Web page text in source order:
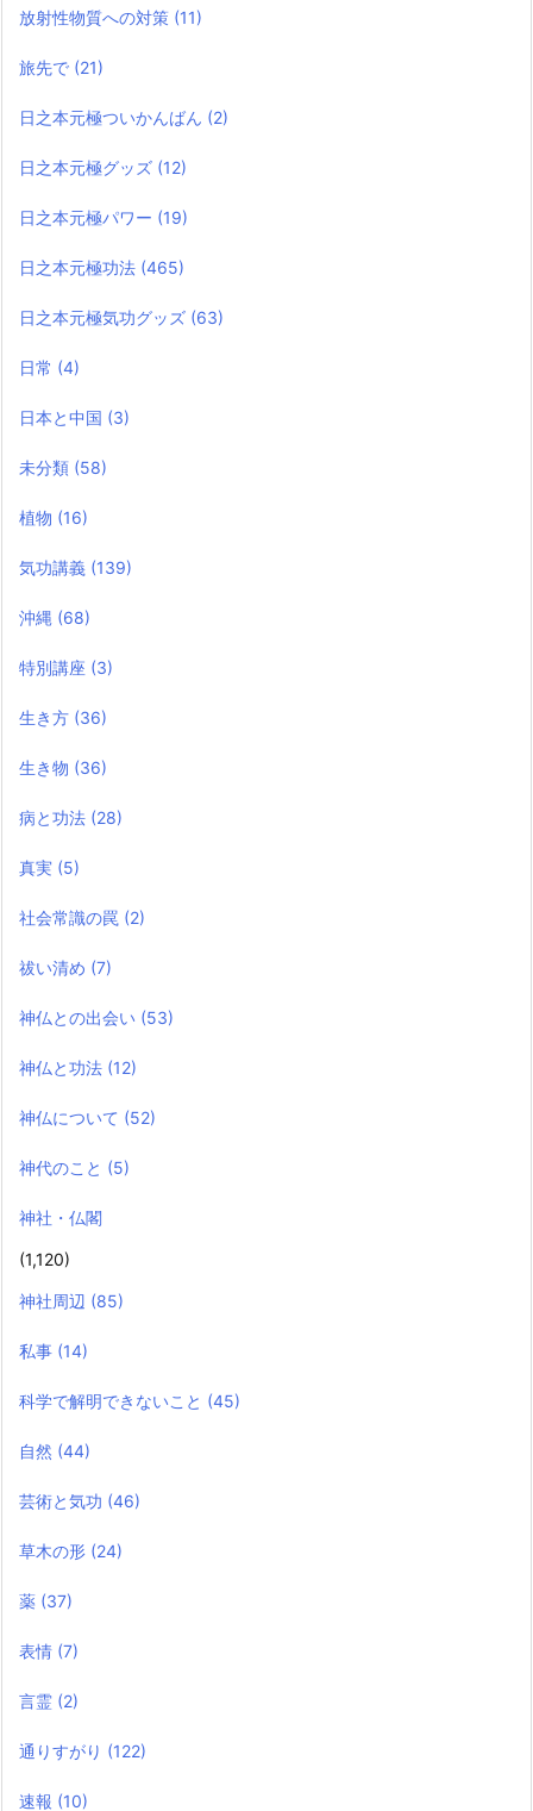
放射性物質への対策 (11)
旅先で (21)
日之本元極ついかんばん (2)
日之本元極グッズ (12)
日之本元極パワー (19)
日之本元極功法 (465)
日之本元極気功グッズ (63)
日常 (4)
日本と中国 (3)
未分類 (58)
植物 (16)
気功講義 (139)
沖縄 (68)
特別講座 (3)
生き方 (36)
生き物 (36)
病と功法 (28)
真実 (5)
社会常識の罠 (2)
祓い清め (7)
神仏との出会い (53)
神仏と功法 (12)
神仏について (52)
神代のこと (5)
神社・仏閣
(1,120)
神社周辺 (85)
私事 (14)
科学で解明できないこと (45)
自然 (44)
芸術と気功 (46)
草木の形 (24)
薬 (37)
表情 (7)
言霊 (2)
通りすがり (122)
速報 (10)